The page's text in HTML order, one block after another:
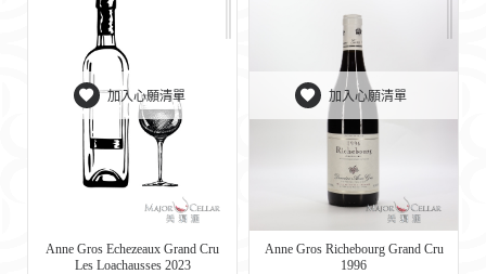
加入心願清單
Anne Gros Echezeaux Grand Cru
Les Loachausses 2023
加入心願清單
Anne Gros Richebourg Grand Cru
1996